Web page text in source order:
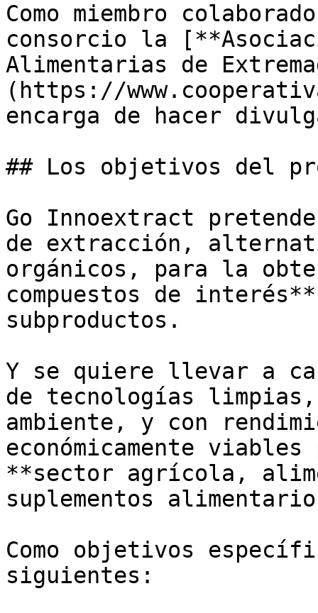
Como miembro
consorcio la
Alimentarias de
(https://
encarga de hacer
## Los objetivos del
Go Innoextract
de extracción,
orgánicos, para la
compuestos de
subproductos.
Y se quiere llevar a
de tecnologías
ambiente, y con
económicamente
**sector agrícola,
suplementos
Como objetivos
siguientes: